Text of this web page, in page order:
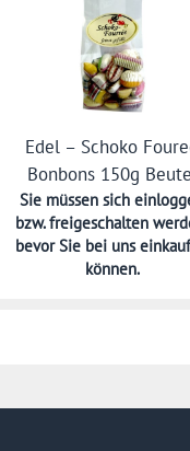
Edel – Schoko
Bonbons 150g
Sie müssen sich
bzw. freigeschalten
bevor Sie bei uns
können.